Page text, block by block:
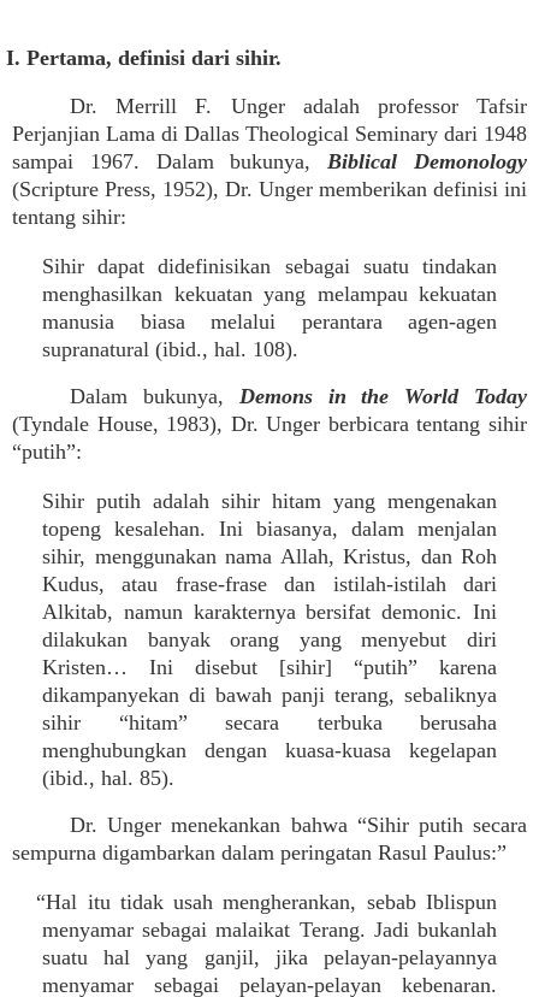
I. Pertama, definisi dari sihir.
Dr. Merrill F. Unger adalah professor Tafsir
Perjanjian Lama di Dallas Theological Seminary dari 1948
sampai 1967. Dalam bukunya,Biblical Demonology
(Scripture Press, 1952), Dr. Unger memberikan definisi ini
tentang sihir:
Sihir dapat didefinisikan sebagai suatu tindakan
menghasilkan kekuatan yang melampau kekuatan
manusia biasa melalui perantara agen-agen
supranatural (ibid., hal. 108).
Dalam bukunya, Demons in the World Today
(Tyndale House, 1983), Dr. Unger berbicara tentang sihir
“putih”:
Sihir putih adalah sihir hitam yang mengenakan
topeng kesalehan. Ini biasanya, dalam menjalan
sihir, menggunakan nama Allah, Kristus, dan Roh
Kudus, atau frase-frase dan istilah-istilah dari
Alkitab, namun karakternya bersifat demonic. Ini
dilakukan banyak orang yang menyebut diri
Kristen… Ini disebut [sihir] “putih” karena
dikampanyekan di bawah panji terang, sebaliknya
sihir “hitam” secara terbuka berusaha
menghubungkan dengan kuasa-kuasa kegelapan
(ibid., hal. 85).
Dr. Unger menekankan bahwa “Sihir putih secara
sempurna digambarkan dalam peringatan Rasul Paulus:”
“Hal itu tidak usah mengherankan, sebab Iblispun
menyamar sebagai malaikat Terang. Jadi bukanlah
suatu hal yang ganjil, jika pelayan-pelayannya
menyamar sebagai pelayan-pelayan kebenaran.